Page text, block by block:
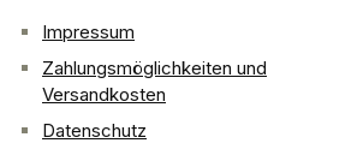
Impressum
Zahlungsmöglichkeiten und
Versandkosten
Datenschutz